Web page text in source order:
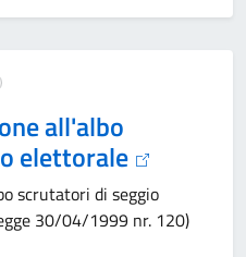
all'albo
elettorale
scrutatori di seggio
30/04/1999 nr. 120)